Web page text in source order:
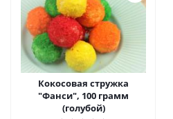
Кокосовая стружка
"Фанси", 100 грамм
(голубой)